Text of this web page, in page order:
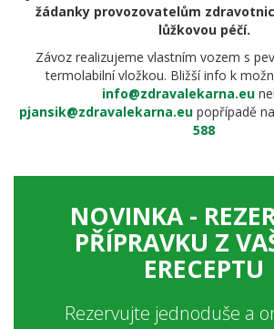
žádanky provozovatelům
lůžkovou péčí.
Závoz realizujeme vlastním vozem s
termolabilní vložkou. Bližší info k
info@zdravalekarna.eu
pjansik@zdravalekarna.eu popřípadě
588
NOVINKA -
PŘÍPRAVKU Z
ERECEPTU
Rezervujte jednoduše a